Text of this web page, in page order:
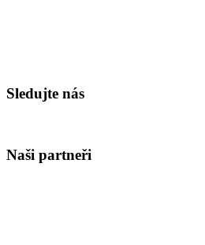
Sledujte nás
Naši partneři